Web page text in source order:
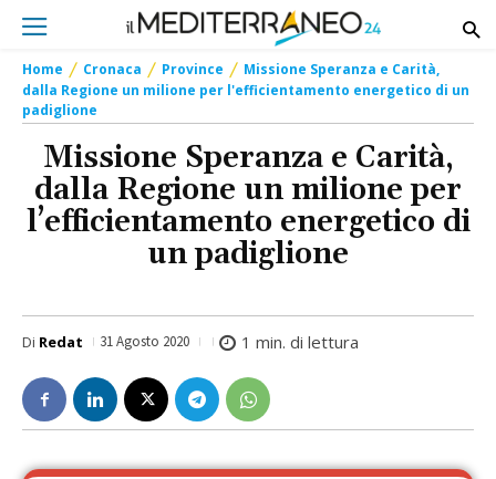
Home Cronaca Province
Missione Speranza e Carità,
dalla Regione un milione per l'efficientamento energetico di un
padiglione
Missione Speranza e Carità,
dalla Regione un milione per
l’efficientamento energetico di
un padiglione
Di Redat 31 Agosto 2020 1 min. di lettura